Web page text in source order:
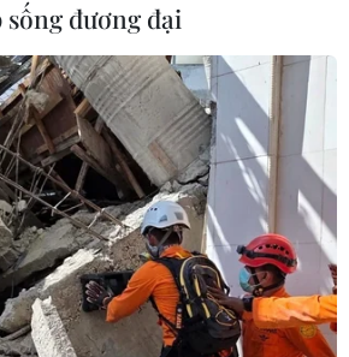
giường nằm chở 40
ruộng
đương đại